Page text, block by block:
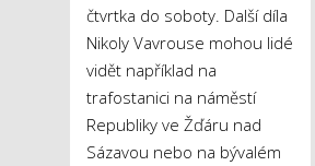
čtvrtka do soboty. Další díla
Nikoly Vavrouse mohou lidé
vidět například na
trafostanici na náměstí
Republiky ve Žďáru nad
Sázavou nebo na bývalém